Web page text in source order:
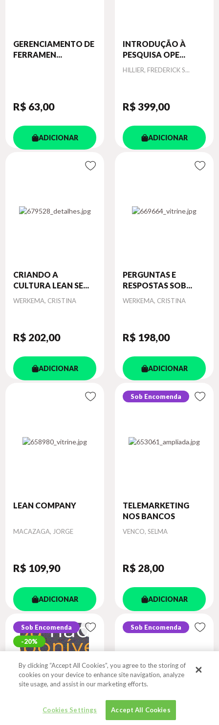
GERENCIAMENTO DE
FERRAMEN...
R$ 63,00
ADICIONAR
INTRODUÇÃO À
PESQUISA OPE...
Autor
HILLIER, FREDERICK S...
R$ 399,00
ADICIONAR
CRIANDO A
CULTURA LEAN SE...
Autor
WERKEMA, CRISTINA
R$ 202,00
ADICIONAR
PERGUNTAS E
RESPOSTAS SOB...
Autor
WERKEMA, CRISTINA
R$ 198,00
ADICIONAR
LEAN COMPANY
Autor
MACAZAGA, JORGE
R$ 109,90
ADICIONAR
Sob Encomenda
TELEMARKETING
NOS BANCOS
Autor
VENCO, SELMA
R$ 28,00
ADICIONAR
Sob Encomenda
20%
Sob Encomenda
By clicking “Accept All Cookies”, you agree to the storing of
cookies on your device to enhance site navigation, analyze
site usage, and assist in our marketing efforts.
Cookies Settings Accept All Cookies